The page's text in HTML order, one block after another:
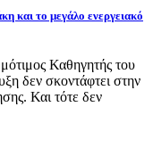
και το μεγάλο ενεργειακό
Καθηγητής του
δεν σκοντάφτει στην
Και τότε δεν